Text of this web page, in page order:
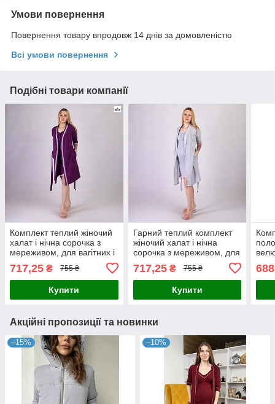
Умови повернення
Повернення товару впродовж 14 днів за домовленістю
Всі умови повернення
Подібні товари компанії
Комплект теплий жіночий
халат і нічна сорочка з
мереживом, для вагітних і
мам-годувальниць 42-54р.
717,25 ₴ 755 ₴
Купити
Гарний теплий комплект
жіночий халат і нічна
сорочка з мереживом, для
годувальниць 42-54р.
717,25₴ 755 ₴
Купити
Акційні пропозиції та новинки
–15% –10%